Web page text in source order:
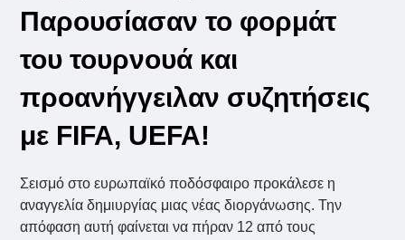
Παρουσίασαν το φορμάτ
του τουρνουά και
προανήγγειλαν συζητήσεις
με FIFA, UEFA!
Σεισμό στο ευρωπαϊκό ποδόσφαιρο προκάλεσε η
αναγγελία δημιυργίας μιας νέας διοργάνωσης. Την
απόφαση αυτή φαίνεται να πήραν 12 από τους